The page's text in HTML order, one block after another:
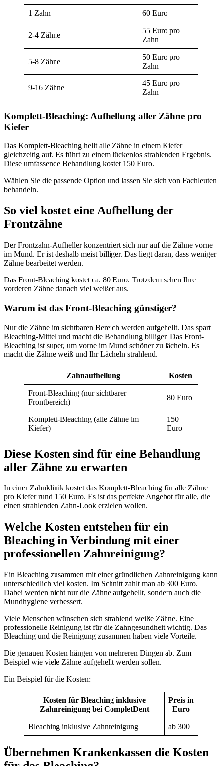
1 Zahn 60 Euro
2-4 Zähne
55 Euro pro
Zahn
5-8 Zähne
50 Euro pro
Zahn
9-16 Zähne
45 Euro pro
Zahn
Komplett-Bleaching: Aufhellung aller Zähne pro
Kiefer
Das Komplett-Bleaching hellt alle Zähne in einem Kiefer
gleichzeitig auf. Es führt zu einem lückenlos strahlenden Ergebnis.
Diese umfassende Behandlung kostet 150 Euro.
Wählen Sie die passende Option und lassen Sie sich von Fachleuten
behandeln.
So viel kostet eine Aufhellung der
Frontzähne
Der Frontzahn-Aufheller konzentriert sich nur auf die Zähne vorne
im Mund. Er ist deshalb meist billiger. Das liegt daran, dass weniger
Zähne bearbeitet werden.
Das Front-Bleaching kostet ca. 80 Euro. Trotzdem sehen Ihre
vorderen Zähne danach viel weißer aus.
Warum ist das Front-Bleaching günstiger?
Nur die Zähne im sichtbaren Bereich werden aufgehellt. Das spart
Bleaching-Mittel und macht die Behandlung billiger. Das Front-
Bleaching ist super, um vorne im Mund schöner zu lächeln. Es
macht die Zähne weiß und Ihr Lächeln strahlend.
Zahnaufhellung Kosten
Front-Bleaching (nur sichtbarer
Frontbereich)
80 Euro
Komplett-Bleaching (alle Zähne im
Kiefer)
150
Euro
Diese Kosten sind für eine Behandlung
aller Zähne zu erwarten
In einer Zahnklinik kostet das Komplett-Bleaching für alle Zähne
pro Kiefer rund 150 Euro. Es ist das perfekte Angebot für alle, die
einen strahlenden Zahn-Look erzielen wollen.
Welche Kosten entstehen für ein
Bleaching in Verbindung mit einer
professionellen Zahnreinigung?
Ein Bleaching zusammen mit einer gründlichen Zahnreinigung kann
unterschiedlich viel kosten. Im Schnitt zahlt man ab 300 Euro.
Dabei werden nicht nur die Zähne aufgehellt, sondern auch die
Mundhygiene verbessert.
Viele Menschen wünschen sich strahlend weiße Zähne. Eine
professionelle Reinigung ist für die Zahngesundheit wichtig. Das
Bleaching und die Reinigung zusammen haben viele Vorteile.
Die genauen Kosten hängen von mehreren Dingen ab. Zum
Beispiel wie viele Zähne aufgehellt werden sollen.
Ein Beispiel für die Kosten:
Kosten für Bleaching inklusive
Zahnreinigung bei CompletDent
Preis in
Euro
Bleaching inklusive Zahnreinigung ab 300
Übernehmen Krankenkassen die Kosten